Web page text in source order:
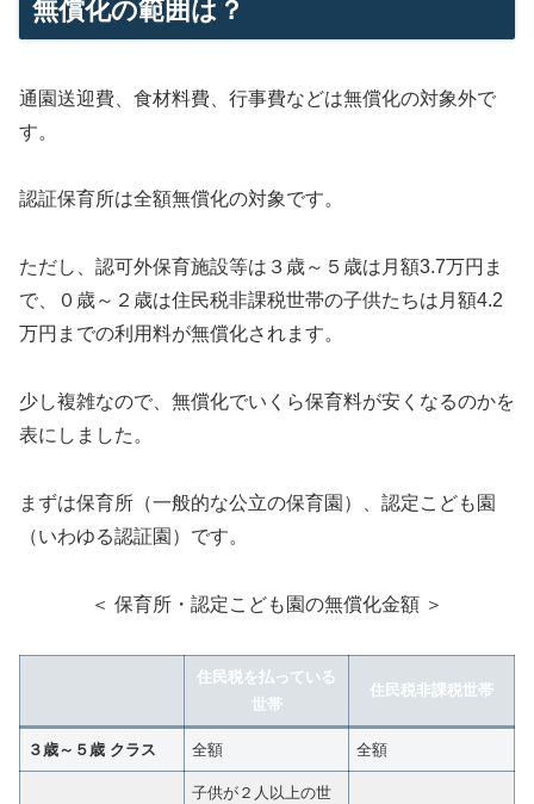
無償化の範囲は？
通園送迎費、食材料費、行事費などは無償化の対象外で
す。
認証保育所は全額無償化の対象です。
ただし、認可外保育施設等は３歳～５歳は月額3.7万円ま
で、０歳～２歳は住民税非課税世帯の子供たちは月額4.2
万円までの利用料が無償化されます。
少し複雑なので、無償化でいくら保育料が安くなるのかを
表にしました。
まずは保育所（一般的な公立の保育園）、認定こども園
（いわゆる認証園）です。
＜ 保育所・認定こども園の無償化金額 ＞
住民税を払っている
世帯
住民税非課税世帯
３歳～５歳 クラス 全額 全額
子供が２人以上の世